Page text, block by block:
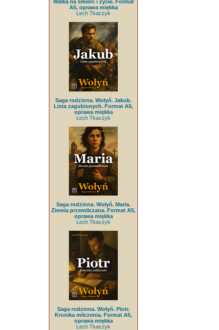
Walka na śmierć i życie. Format
A5, oprawa miękka
Lech Tkaczyk
Saga rodzinna. Wołyń. Jakub.
Lista zagubionych. Format A5,
oprawa miękka
Lech Tkaczyk
Saga rodzinna. Wołyń. Maria.
Ziemia przemilczana. Format A5,
oprawa miękka
Lech Tkaczyk
Saga rodzinna. Wołyń. Piotr.
Kronika milczenia. Format A5,
oprawa miękka
Lech Tkaczyk